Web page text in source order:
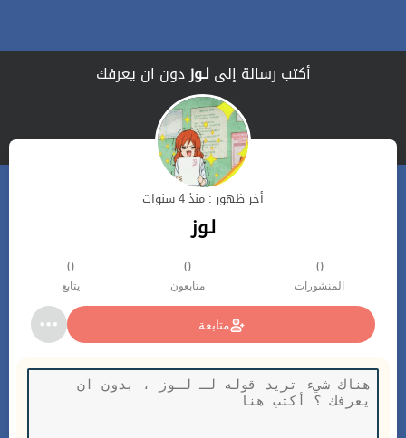
أكتب رسالة إلى لـوزدون ان يعرفك
أخر ظهور : منذ 4 سنوات
لـوز
0
المنشورات
0
متابعون
0
يتابع
متابعة